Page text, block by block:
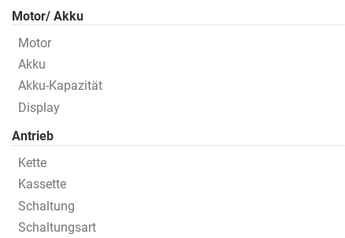
Motor/ Akku
Motor
Akku
Akku-Kapazität
Display
Antrieb
Kette
Kassette
Schaltung
Schaltungsart